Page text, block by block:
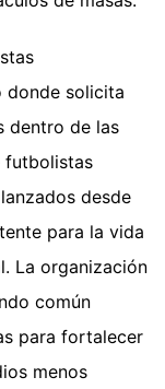
donde solicita
dentro de las
futbolistas
desde
para la vida
La organización
común
para fortalecer
menos